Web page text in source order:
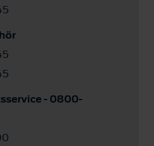
- 0800-